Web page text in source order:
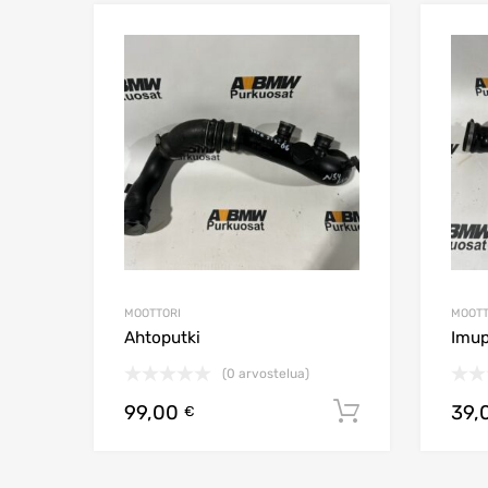
MOOTTORI
Ahtoputki
(0 arvostelua)
99,00 € Lisää